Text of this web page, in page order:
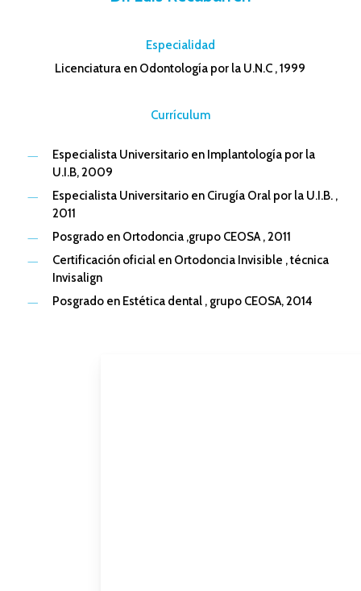
Especialidad
Licenciatura en Odontología por la U.N.C , 1999
Currículum
Especialista Universitario en Implantología por la
U.I.B, 2009
Especialista Universitario en Cirugía Oral por la U.I.B. ,
2011
Posgrado en Ortodoncia ,grupo CEOSA , 2011
Certificación oficial en Ortodoncia Invisible , técnica
Invisalign
Posgrado en Estética dental , grupo CEOSA, 2014